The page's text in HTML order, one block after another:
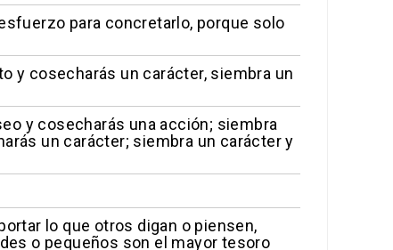
para concretarlo, porque solo
y cosecharás un carácter, siembra un
y cosecharás una acción; siembra
un carácter; siembra un carácter y
lo que otros digan o piensen,
o pequeños son el mayor tesoro